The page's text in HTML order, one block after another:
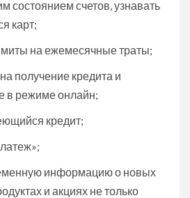
состоянием счетов, узнавать
карт;
на ежемесячные траты;
получение кредита и
в режиме онлайн;
кредит;
информацию о новых
и акциях не только